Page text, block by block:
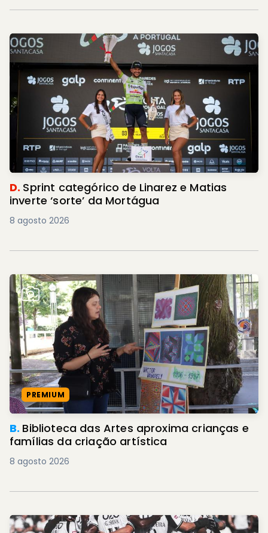
D. Sprint categórico de Linarez e Matias
inverte ‘sorte’ da Mortágua
8 agosto 2026
PREMIUM
B. Biblioteca das Artes aproxima crianças e
famílias da criação artística
8 agosto 2026